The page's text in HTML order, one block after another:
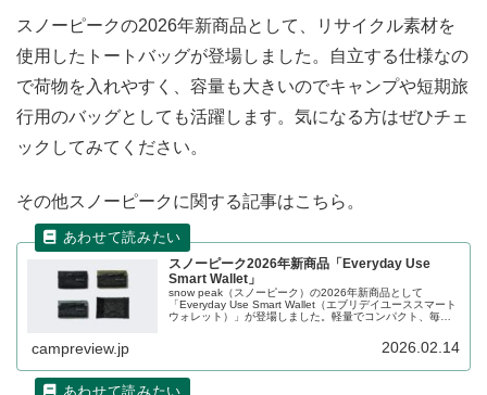
スノーピークの2026年新商品として、リサイクル素材を
使用したトートバッグが登場しました。自立する仕様なの
で荷物を入れやすく、容量も大きいのでキャンプや短期旅
行用のバッグとしても活躍します。気になる方はぜひチェ
ックしてみてください。
その他スノーピークに関する記事はこちら。
スノーピーク2026年新商品「Everyday Use
Smart Wallet」
snow peak（スノーピーク）の2026年新商品として
「Everyday Use Smart Wallet（エブリデイユーススマート
ウォレット）」が登場しました。軽量でコンパクト、毎日
収まるサイズなので、ポケットやバッグに入れても邪魔に
campreview.jp 2026.02.14